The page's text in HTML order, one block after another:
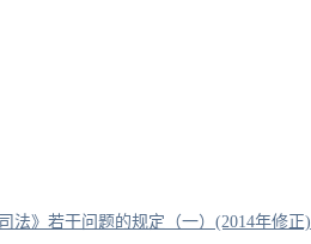
法》若干问题的规定（一）(2014年修正)